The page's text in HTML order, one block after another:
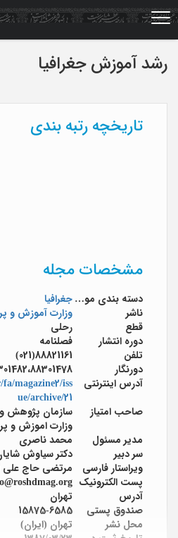
Skip
to
رشد آموزش جغرافیا
تاریخچه رتبه بندی
مشخصات مجله
دسته بندی موضوعی جغرافیا
ناشر
وزارت آموزش و
قطع
رحلی
دوره انتشار
فصلنامه
تلفن
88821161(021)
دورنگار
آدرس اینترنتی
magazine2/iss
ue/archive/21
صاحب امتیاز
سازمان پژوهش و
وزارت اموزش و
مدیر مسئول
محمد ناصری
سر دبیر
دکتر سیاوش
ویراستار فارسی
مرتضی حاج‌ علی
پست الکترونیک
آدرس
تهران
صندوق پستی
15875-6585
محل نشر
تهران (ایران)